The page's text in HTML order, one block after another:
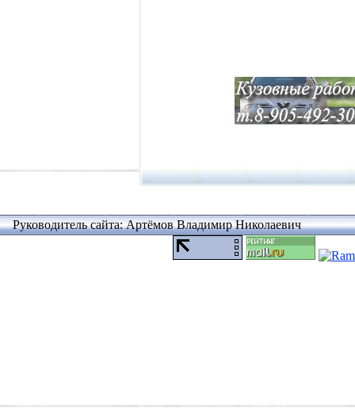
Руководитель сайта: Артёмов Владимир Николаевич